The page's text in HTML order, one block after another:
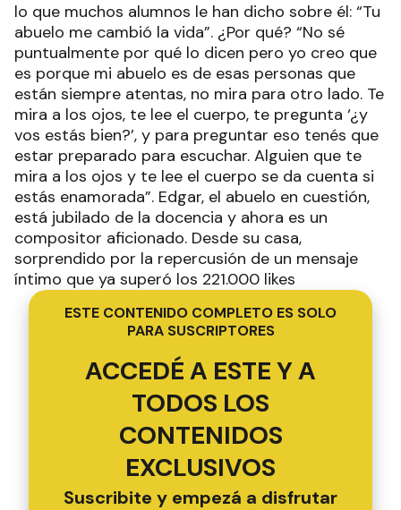
lo que muchos alumnos le han dicho sobre él: “Tu
abuelo me cambió la vida”. ¿Por qué? “No sé
puntualmente por qué lo dicen pero yo creo que
es porque mi abuelo es de esas personas que
están siempre atentas, no mira para otro lado. Te
mira a los ojos, te lee el cuerpo, te pregunta ‘¿y
vos estás bien?’, y para preguntar eso tenés que
estar preparado para escuchar. Alguien que te
mira a los ojos y te lee el cuerpo se da cuenta si
estás enamorada”. Edgar, el abuelo en cuestión,
está jubilado de la docencia y ahora es un
compositor aficionado. Desde su casa,
sorprendido por la repercusión de un mensaje
íntimo que ya superó los 221.000 likes
ESTE CONTENIDO COMPLETO ES SOLO
PARA SUSCRIPTORES
ACCEDÉ A ESTE Y A
TODOS LOS
CONTENIDOS
EXCLUSIVOS
Suscribite y empezá a disfrutar